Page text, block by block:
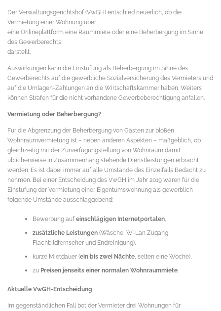
Der Verwaltungsgerichtshof (VwGH) entschied neuerlich, ob die
Vermietung einer Wohnung über
eine Onlineplattform eine Raummiete oder eine Beherbergung im Sinne
des Gewerberechts
darstellt.
Auswirkungen kann die Einstufung als Beherbergung im Sinne des
Gewerberechts auf die gewerbliche Sozialversicherung des Vermieters und
auf die Umlagen-Zahlungen an die Wirtschaftskammer haben. Weiters
können Strafen für die nicht vorhandene Gewerbeberechtigung anfallen.
Vermietung oder Beherbergung?
Für die Abgrenzung der Beherbergung von Gästen zur bloßen
Wohnraumvermietung ist – neben anderen Aspekten – maßgeblich, ob
gleichzeitig mit der Zurverfügungstellung von Wohnraum damit
üblicherweise in Zusammenhang stehende Dienstleistungen erbracht
werden. Es ist dabei immer auf alle Umstände des Einzelfalls Bedacht zu
nehmen. Bei einer Entscheidung des VwGH im Jahr 2019 waren für die
Einstufung der Vermietung einer Eigentumswohnung als gewerblich
folgende Umstände ausschlaggebend:
Bewerbung auf einschlägigen Internetportalen,
zusätzliche Leistungen(Wäsche, W-Lan Zugang,
Flachbildfernseher und Endreinigung),
kurze Mietdauer (ein bis zwei Nächte, selten eine Woche),
zu Preisen jenseits einer normalen Wohnraummiete.
Aktuelle VwGH-Entscheidung
Im gegenständlichen Fall bot der Vermieter drei Wohnungen für